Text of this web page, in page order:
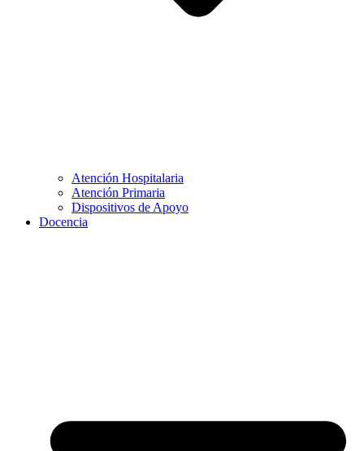
Atención Hospitalaria
Atención Primaria
Dispositivos de Apoyo
Docencia